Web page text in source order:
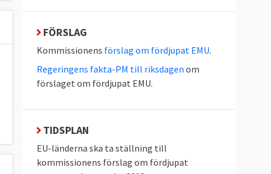
FÖRSLAG
Kommissionens förslag om fördjupat EMU.
Regeringens fakta-PM till riksdagen om
förslaget om fördjupat EMU.
TIDSPLAN
EU-länderna ska ta ställning till
kommissionens förslag om fördjupat